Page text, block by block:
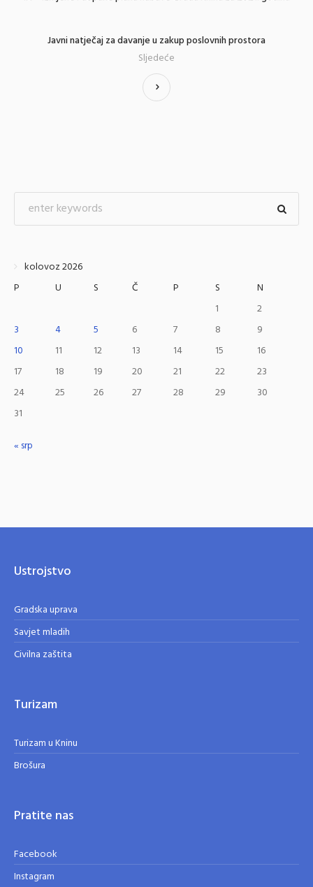
Javni natječaj za davanje u zakup poslovnih prostora
Sljedeće
kolovoz 2026
P
U S Č P S
N
1
2
3
4 5 6 7 8
9
10
11 12 13 14 15
16
17
18 19 20 21 22
23
24
25 26 27 28 29
30
31
« srp
Ustrojstvo
Gradska uprava
Savjet mladih
Civilna zaštita
Turizam
Turizam u Kninu
Brošura
Pratite nas
Facebook
Instagram